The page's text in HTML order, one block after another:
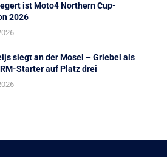
ist Moto4 Northern Cup-
2026
siegt an der Mosel – Griebel als
Starter auf Platz drei